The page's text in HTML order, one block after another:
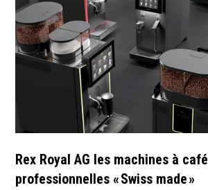
Rex Royal AG les machines à café
professionnelles « Swiss made »